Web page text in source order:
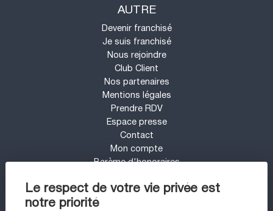
Le respect de votre vie privée est
notre priorité
AUTRE
Devenir franchisé
Je suis franchisé
Nous rejoindre
Club Client
Nos partenaires
Mentions légales
Prendre RDV
Espace presse
Contact
Mon compte
Barème d'honoraires
UN PROJET IMMOBILIER SUR LE SECTEUR
DE ARCACHON ?